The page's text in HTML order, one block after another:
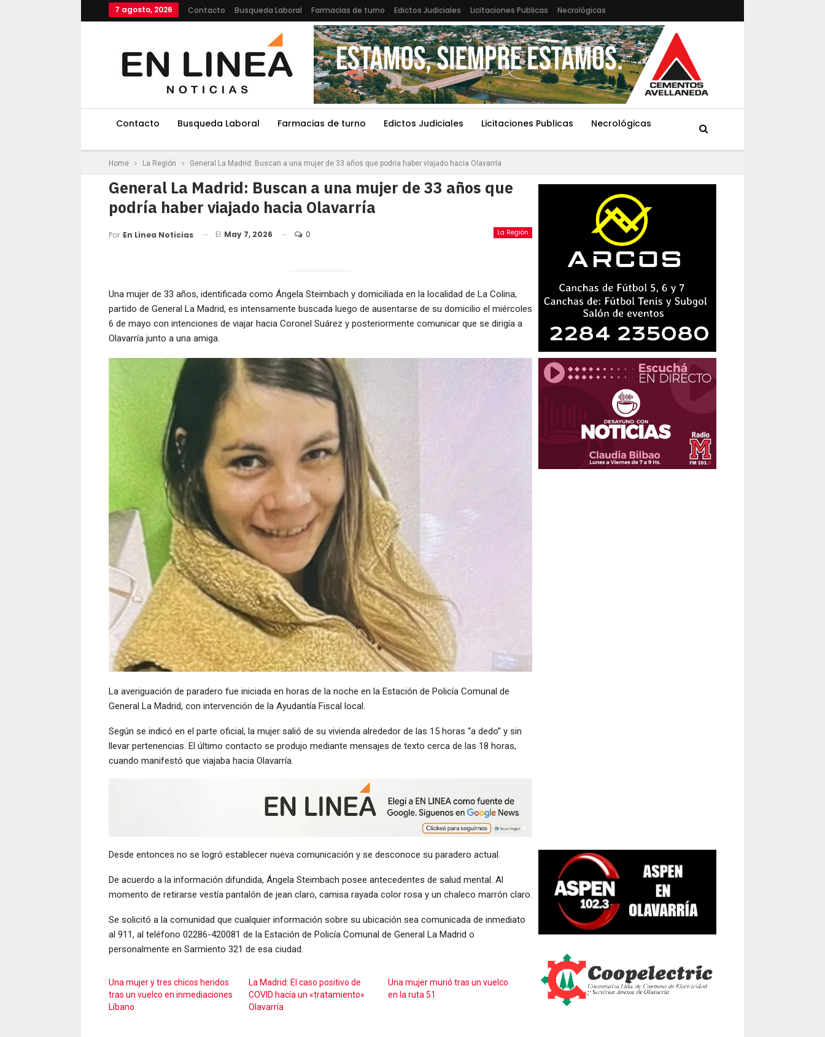
7 agosto, 2026 Contacto Busqueda Laboral Farmacias de turno Edictos Judiciales Licitaciones Publicas Necrológicas
Contacto Busqueda Laboral Farmacias de turno Edictos Judiciales Licitaciones Publicas Necrológicas
Home La Región General La Madrid: Buscan a una mujer de 33 años que podría haber viajado hacia Olavarría
General La Madrid: Buscan a una mujer de 33 años que
podría haber viajado hacia Olavarría
La Región
Por En Linea Noticias El May 7, 2026 0
Una mujer de 33 años, identificada como Ángela Steimbach y domiciliada en la localidad de La Colina,
partido de General La Madrid, es intensamente buscada luego de ausentarse de su domicilio el miércoles
6 de mayo con intenciones de viajar hacia Coronel Suárez y posteriormente comunicar que se dirigía a
Olavarría junto a una amiga.
La averiguación de paradero fue iniciada en horas de la noche en la Estación de Policía Comunal de
General La Madrid, con intervención de la Ayudantía Fiscal local.
Según se indicó en el parte oficial, la mujer salió de su vivienda alrededor de las 15 horas “a dedo” y sin
llevar pertenencias. El último contacto se produjo mediante mensajes de texto cerca de las 18 horas,
cuando manifestó que viajaba hacia Olavarría.
Desde entonces no se logró establecer nueva comunicación y se desconoce su paradero actual.
De acuerdo a la información difundida, Ángela Steimbach posee antecedentes de salud mental. Al
momento de retirarse vestía pantalón de jean claro, camisa rayada color rosa y un chaleco marrón claro.
Se solicitó a la comunidad que cualquier información sobre su ubicación sea comunicada de inmediato
al 911, al teléfono 02286-420081 de la Estación de Policía Comunal de General La Madrid o
personalmente en Sarmiento 321 de esa ciudad.
Una mujer y tres chicos heridos
tras un vuelco en inmediaciones
Líbano
La Madrid: El caso positivo de
COVID hacía un «tratamiento»
Olavarría
Una mujer murió tras un vuelco
en la ruta 51